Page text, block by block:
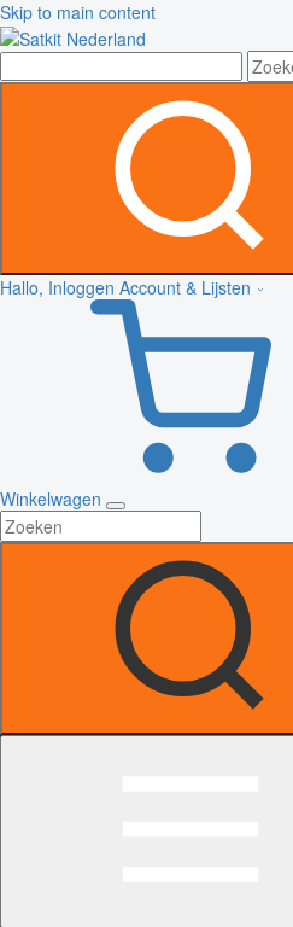
Skip to main content
Hallo, Inloggen Account & Lijsten
Winkelwagen